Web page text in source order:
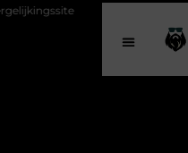
Schenking aan een goed doel: